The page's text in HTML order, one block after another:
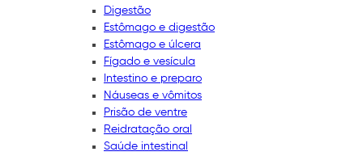
Digestão
Estômago e digestão
Estômago e úlcera
Fígado e vesícula
Intestino e preparo
Náuseas e vômitos
Prisão de ventre
Reidratação oral
Saúde intestinal